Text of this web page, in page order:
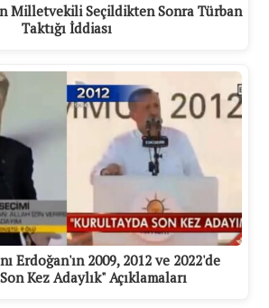
Milletvekili Seçildikten Sonra Türban
Taktığı İddiası
Erdoğan'ın 2009, 2012 ve 2022'de
Kez Adaylık" Açıklamaları